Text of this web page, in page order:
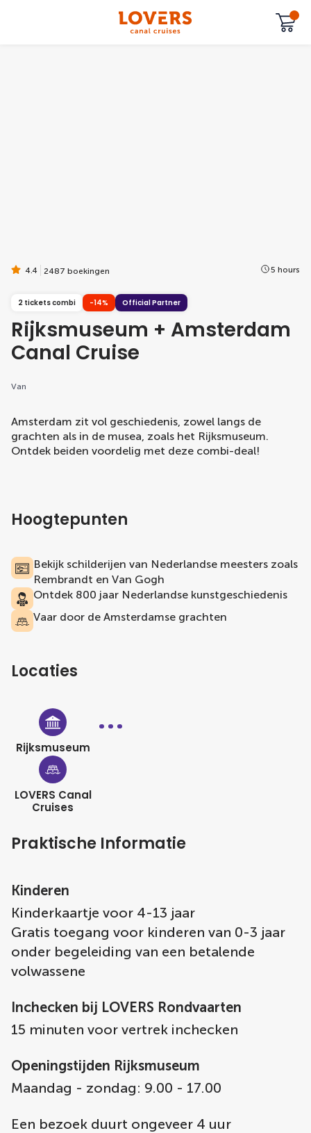
4.4 2487 boekingen 5 hours
2 tickets combi -14% Official Partner
Rijksmuseum + Amsterdam
Canal Cruise
Van
Amsterdam zit vol geschiedenis, zowel langs de
grachten als in de musea, zoals het Rijksmuseum.
Ontdek beiden voordelig met deze combi-deal!
Hoogtepunten
Bekijk schilderijen van Nederlandse meesters zoals
Rembrandt en Van Gogh
Ontdek 800 jaar Nederlandse kunstgeschiedenis
Vaar door de Amsterdamse grachten
Locaties
Rijksmuseum
LOVERS Canal
Cruises
Praktische Informatie
Kinderen
Kinderkaartje voor 4-13 jaar
Gratis toegang voor kinderen van 0-3 jaar
onder begeleiding van een betalende
volwassene
Inchecken bij LOVERS Rondvaarten
15 minuten voor vertrek inchecken
Openingstijden Rijksmuseum
Maandag - zondag: 9.00 - 17.00
Een bezoek duurt ongeveer 4 uur